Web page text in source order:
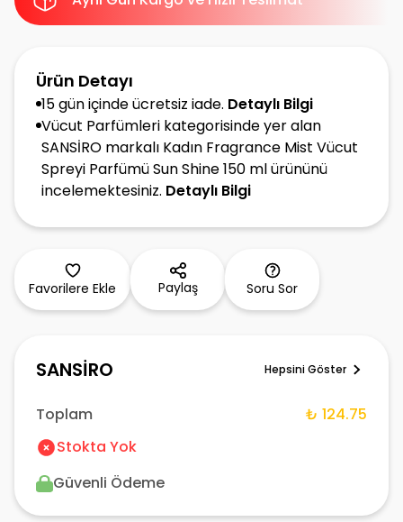
Ürün Detayı
15 gün içinde ücretsiz iade. Detaylı Bilgi
Vücut Parfümleri kategorisinde yer alan
SANSİRO markalı Kadın Fragrance Mist Vücut
Spreyi Parfümü Sun Shine 150 ml ürününü
incelemektesiniz. Detaylı Bilgi
Favorilere Ekle Paylaş Soru Sor
SANSİRO Hepsini Göster
Toplam
₺ 124.75
Stokta Yok
Güvenli Ödeme